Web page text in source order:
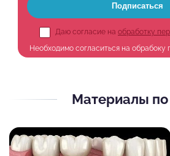
Подписаться
Даю согласие на обработку
Необходимо согласиться на обрабоку
Материалы